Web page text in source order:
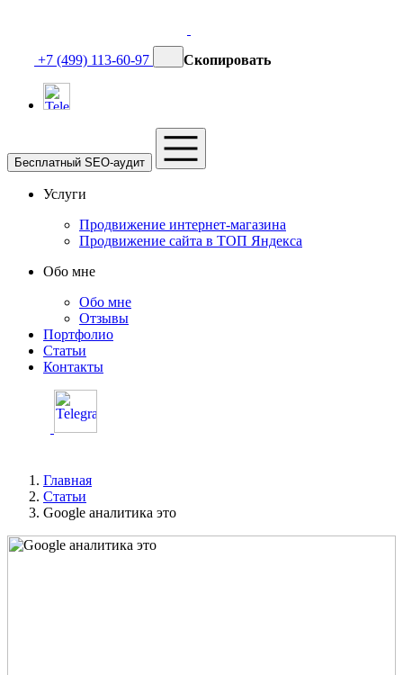
+7 (499) 113-60-97 Скопировать
Бесплатный SEO-аудит
Услуги
Продвижение интернет-магазина
Продвижение сайта в ТОП Яндекса
Обо мне
Обо мне
Отзывы
Портфолио
Статьи
Контакты
Главная
Статьи
Google аналитика это